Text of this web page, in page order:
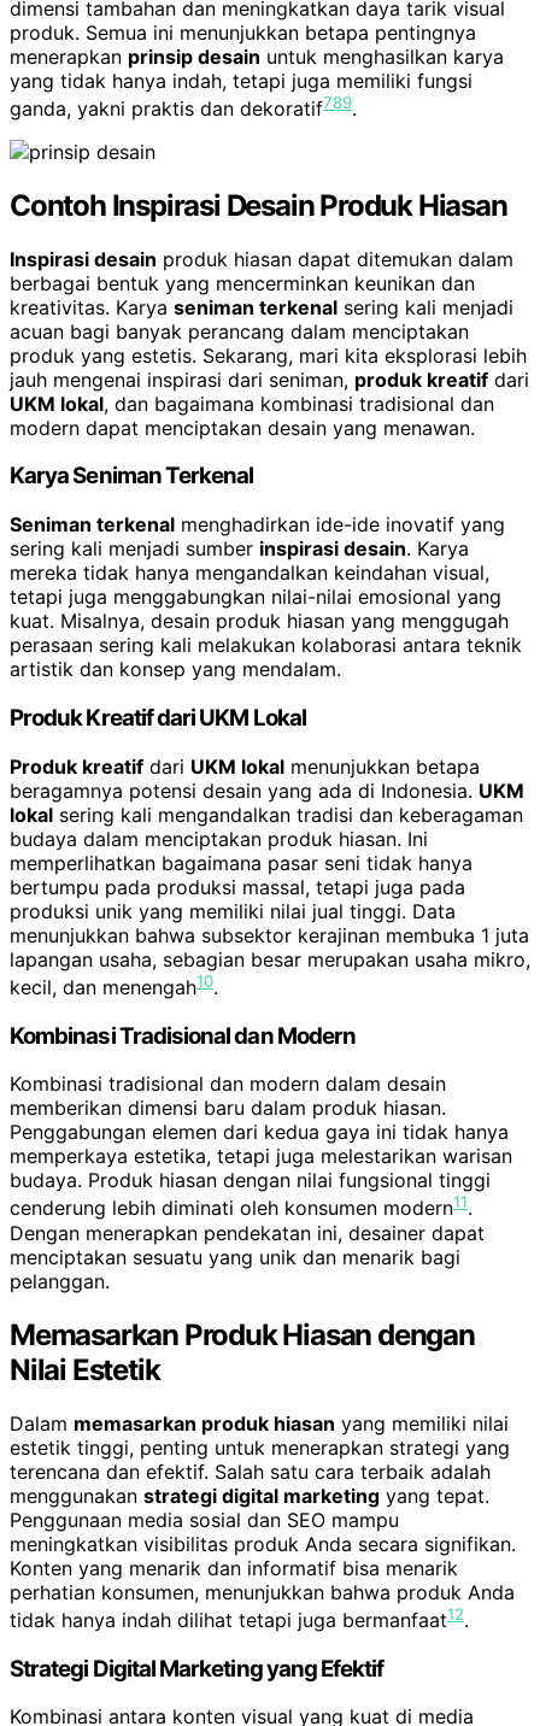
dimensi tambahan dan meningkatkan daya tarik visual
produk. Semua ini menunjukkan betapa pentingnya
menerapkan prinsip desain untuk menghasilkan karya
yang tidak hanya indah, tetapi juga memiliki fungsi
ganda, yakni praktis dan dekoratif789.
Contoh Inspirasi Desain Produk Hiasan
Inspirasi desain produk hiasan dapat ditemukan dalam
berbagai bentuk yang mencerminkan keunikan dan
kreativitas. Karya seniman terkenal sering kali menjadi
acuan bagi banyak perancang dalam menciptakan
produk yang estetis. Sekarang, mari kita eksplorasi lebih
jauh mengenai inspirasi dari seniman, produk kreatif dari
UKM lokal, dan bagaimana kombinasi tradisional dan
modern dapat menciptakan desain yang menawan.
Karya Seniman Terkenal
Seniman terkenal menghadirkan ide-ide inovatif yang
sering kali menjadi sumber inspirasi desain. Karya
mereka tidak hanya mengandalkan keindahan visual,
tetapi juga menggabungkan nilai-nilai emosional yang
kuat. Misalnya, desain produk hiasan yang menggugah
perasaan sering kali melakukan kolaborasi antara teknik
artistik dan konsep yang mendalam.
Produk Kreatif dari UKM Lokal
Produk kreatif dari UKM lokal menunjukkan betapa
beragamnya potensi desain yang ada di Indonesia. UKM
lokal sering kali mengandalkan tradisi dan keberagaman
budaya dalam menciptakan produk hiasan. Ini
memperlihatkan bagaimana pasar seni tidak hanya
bertumpu pada produksi massal, tetapi juga pada
produksi unik yang memiliki nilai jual tinggi. Data
menunjukkan bahwa subsektor kerajinan membuka 1 juta
lapangan usaha, sebagian besar merupakan usaha mikro,
kecil, dan menengah10.
Kombinasi Tradisional dan Modern
Kombinasi tradisional dan modern dalam desain
memberikan dimensi baru dalam produk hiasan.
Penggabungan elemen dari kedua gaya ini tidak hanya
memperkaya estetika, tetapi juga melestarikan warisan
budaya. Produk hiasan dengan nilai fungsional tinggi
cenderung lebih diminati oleh konsumen modern11.
Dengan menerapkan pendekatan ini, desainer dapat
menciptakan sesuatu yang unik dan menarik bagi
pelanggan.
Memasarkan Produk Hiasan dengan
Nilai Estetik
Dalam memasarkan produk hiasan yang memiliki nilai
estetik tinggi, penting untuk menerapkan strategi yang
terencana dan efektif. Salah satu cara terbaik adalah
menggunakan strategi digital marketing yang tepat.
Penggunaan media sosial dan SEO mampu
meningkatkan visibilitas produk Anda secara signifikan.
Konten yang menarik dan informatif bisa menarik
perhatian konsumen, menunjukkan bahwa produk Anda
tidak hanya indah dilihat tetapi juga bermanfaat12.
Strategi Digital Marketing yang Efektif
Kombinasi antara konten visual yang kuat di media